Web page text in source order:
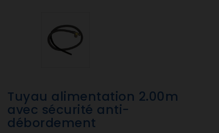
Tuyau alimentation 2.00m
avec sécurité anti-
débordement